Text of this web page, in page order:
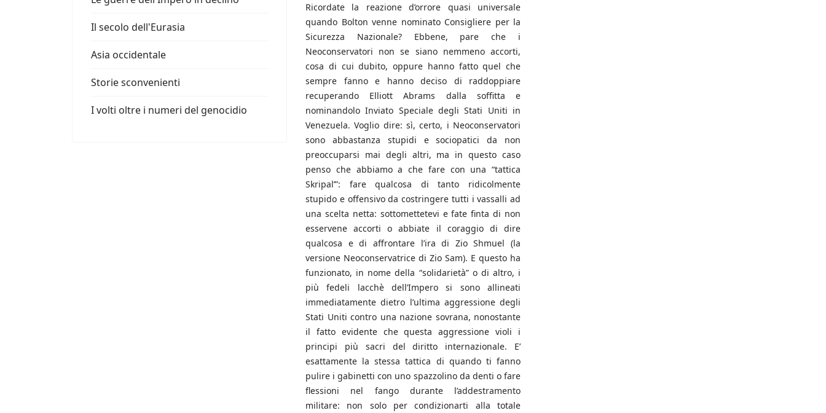
Il secolo dell'Eurasia
Asia occidentale
Storie sconvenienti
I volti oltre i numeri del genocidio
Ricordate la reazione d’orrore quasi universale
quando Bolton venne nominato Consigliere per la
Sicurezza Nazionale? Ebbene, pare che i
Neoconservatori non se siano nemmeno accorti,
cosa di cui dubito, oppure hanno fatto quel che
sempre fanno e hanno deciso di raddoppiare
recuperando Elliott Abrams dalla soffitta e
nominandolo Inviato Speciale degli Stati Uniti in
Venezuela. Voglio dire: sì, certo, i Neoconservatori
sono abbastanza stupidi e sociopatici da non
preoccuparsi mai degli altri, ma in questo caso
penso che abbiamo a che fare con una “tattica
Skripal’”: fare qualcosa di tanto ridicolmente
stupido e offensivo da costringere tutti i vassalli ad
una scelta netta: sottomettetevi e fate finta di non
esservene accorti o abbiate il coraggio di dire
qualcosa e di affrontare l’ira di Zio Shmuel (la
versione Neoconservatrice di Zio Sam). E questo ha
funzionato, in nome della “solidarietà” o di altro, i
più fedeli lacchè dell’Impero si sono allineati
immediatamente dietro l’ultima aggressione degli
Stati Uniti contro una nazione sovrana, nonostante
il fatto evidente che questa aggressione violi i
principi più sacri del diritto internazionale. E’
esattamente la stessa tattica di quando ti fanno
pulire i gabinetti con uno spazzolino da denti o fare
flessioni nel fango durante l’addestramento
militare: non solo per condizionarti alla totale